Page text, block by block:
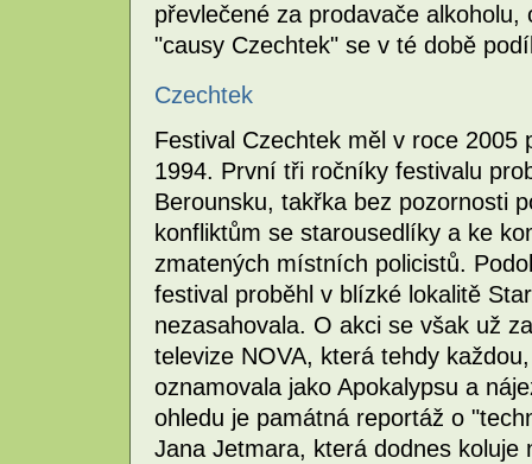
převlečené za prodavače
"causy Czechtek" se v té době
Czechtek
Festival Czechtek měl v roce 2005
1994. První tři ročníky festivalu
Berounsku, takřka bez pozornosti
konfliktům se starousedlíky a ke
zmatených místních policistů.
festival proběhl v blízké lokalitě
nezasahovala. O akci se však už
televize NOVA, která tehdy
oznamovala jako Apokalypsu a
ohledu je památná reportáž o
Jana Jetmara, která dodnes koluje